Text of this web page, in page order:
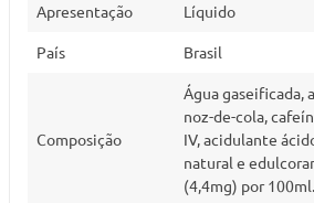
Apresentação Líquido
País Brasil
Composição
Água gaseificada,
noz-de-cola,
IV, acidulante
natural e
(4,4mg) por 100ml.